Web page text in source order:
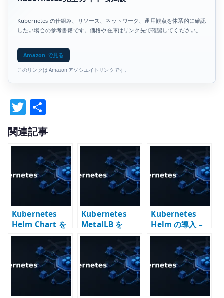
Kubernetes の仕組み、リソース、ネットワーク、運用観点を体系的に確認
したい場合の参考書籍です。価格や在庫はリンク先で確認してください。
Amazon で見る
このリンクは Amazon アソシエイトリンクです。
T
w
it
te
r
有
関連記事
Kubernetes
Helm Chart を
自作する意味 –
借り物の Chart
と運用責任を分
けて考える
Kubernetes
MetalLB を
Helm で導入す
る – オンプレ環
LoadBalancer
Service を使う
Kubernetes
Helm の導入 –
Chart でアプリ
ケーション構成
を管理する